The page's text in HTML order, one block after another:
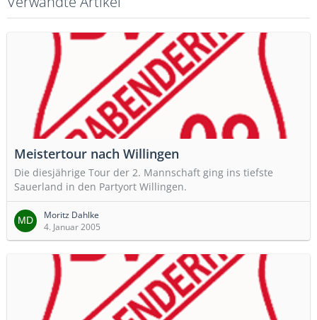
Meistertour nach Willingen
Die diesjährige Tour der 2. Mannschaft ging ins tiefste
Sauerland in den Partyort Willingen.
Moritz Dahlke
4. Januar 2005